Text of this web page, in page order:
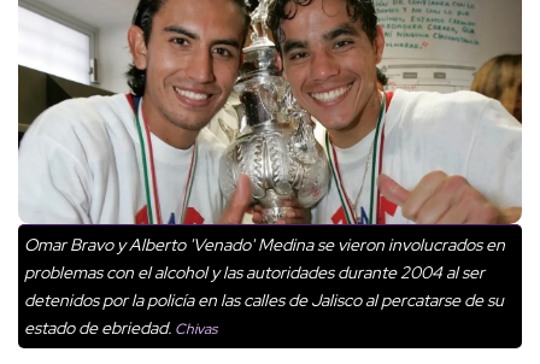
Omar Bravo y Alberto 'Venado' Medina se vieron involucrados en
problemas con el alcohol y las autoridades durante 2004 al ser
detenidos por la policía en las calles de Jalisco al percatarse de su
estado de ebriedad. Chivas